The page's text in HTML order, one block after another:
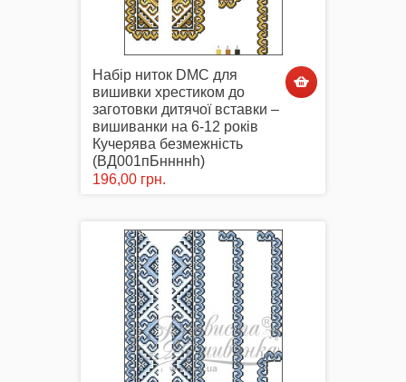
Сумки-Шопери
Великодні рушники з принтом
Вишиті картини, рушники
Набір ниток DMC для
вишивки хрестиком до
заготовки дитячої вставки –
вишиванки на 6-12 років
Кучерява безмежність
(ВД001пБннннh)
196,00 грн.